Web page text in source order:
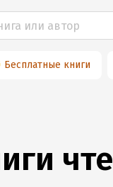
Бесплатные книги